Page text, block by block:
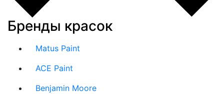
Бренды красок
Matus Paint
ACE Paint
Benjamin Moore